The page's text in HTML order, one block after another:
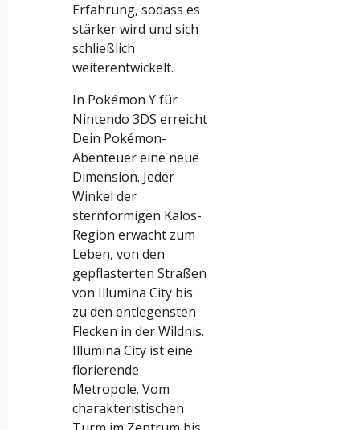
Erfahrung, sodass es
stärker wird und sich
schließlich
weiterentwickelt.
In Pokémon Y für
Nintendo 3DS erreicht
Dein Pokémon-
Abenteuer eine neue
Dimension. Jeder
Winkel der
sternförmigen Kalos-
Region erwacht zum
Leben, von den
gepflasterten Straßen
von Illumina City bis
zu den entlegensten
Flecken in der Wildnis.
Illumina City ist eine
florierende
Metropole. Vom
charakteristischen